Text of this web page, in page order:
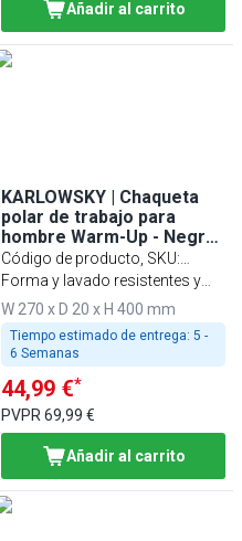
Añadir al carrito
KARLOWSKY | Chaqueta
polar de trabajo para
hombre Warm-Up - Negro
- Talla: 5XL
Código de producto, SKU:
HWFBK5XL
Forma y lavado resistentes y
sostenibles
W 270 x D 20 x H 400 mm
Tiempo estimado de entrega: 5 -
6 Semanas
44,99 €*
PVPR69,99 €
Añadir al carrito